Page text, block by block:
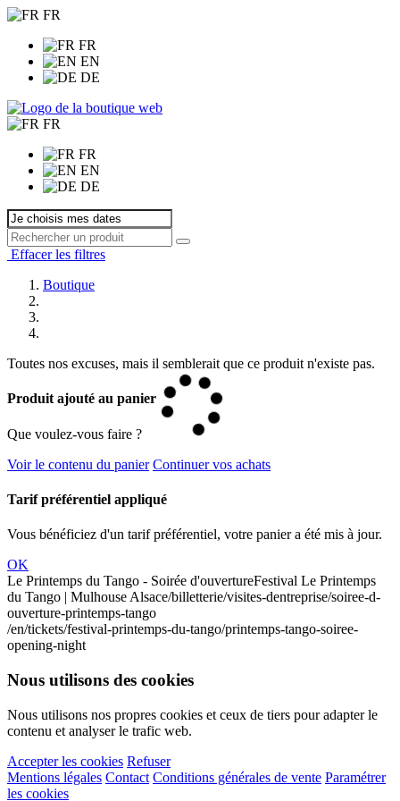
FR
FR
EN
DE
FR
FR
EN
DE
Effacer les filtres
Boutique
Toutes nos excuses, mais il semblerait que ce produit n'existe pas.
Produit ajouté au panier
Que voulez-vous faire ?
Voir le contenu du panier Continuer vos achats
Tarif préférentiel appliqué
Vous bénéficiez d'un tarif préférentiel, votre panier a été mis à jour.
OK
Le Printemps du Tango - Soirée d'ouvertureFestival Le Printemps
du Tango | Mulhouse Alsace/billetterie/visites-dentreprise/soiree-d-
ouverture-printemps-tango
/en/tickets/festival-printemps-du-tango/printemps-tango-soiree-
opening-night
Nous utilisons des cookies
Nous utilisons nos propres cookies et ceux de tiers pour adapter le
contenu et analyser le trafic web.
Accepter les cookies Refuser
Mentions légales Contact Conditions générales de vente Paramétrer
les cookies